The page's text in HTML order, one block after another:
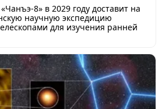
8» в 2029 году доставит на
научную экспедицию
для изучения ранней